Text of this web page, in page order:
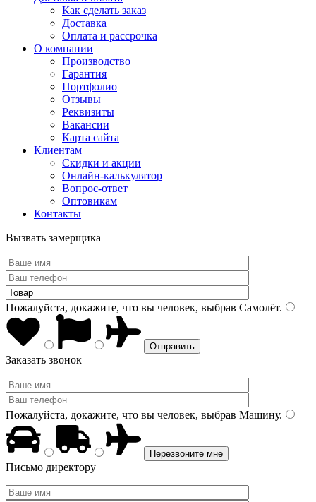
Как сделать заказ
Доставка
Оплата и рассрочка
О компании
Производство
Гарантия
Портфолио
Отзывы
Реквизиты
Вакансии
Карта сайта
Клиентам
Скидки и акции
Онлайн-калькулятор
Вопрос-ответ
Оптовикам
Контакты
Вызвать замерщика
Пожалуйста, докажите, что вы человек, выбрав Самолёт.
Заказать звонок
Пожалуйста, докажите, что вы человек, выбрав Машину.
Письмо директору